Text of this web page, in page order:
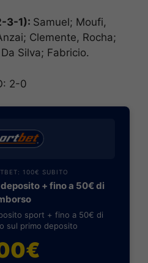
3-1): Samuel; Moufi,
Clemente, Rocha;
Silva; Fabricio.
2-0
100€ SUBITO
+ fino a 50€ di
sport + fino a 50€ di
sul primo deposito